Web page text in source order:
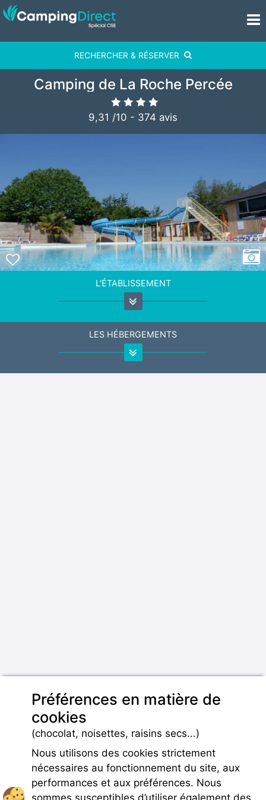
RECHERCHER & RÉSERVER
Camping de La Roche Percée
9,31 /10 - 374 avis
L'ÉTABLISSEMENT
LES HÉBERGEMENTS
Préférences en matière de
cookies
(chocolat, noisettes, raisins secs...)
Nous utilisons des cookies strictement
nécessaires au fonctionnement du site, aux
performances et aux préférences. Nous
sommes susceptibles d’utiliser également des